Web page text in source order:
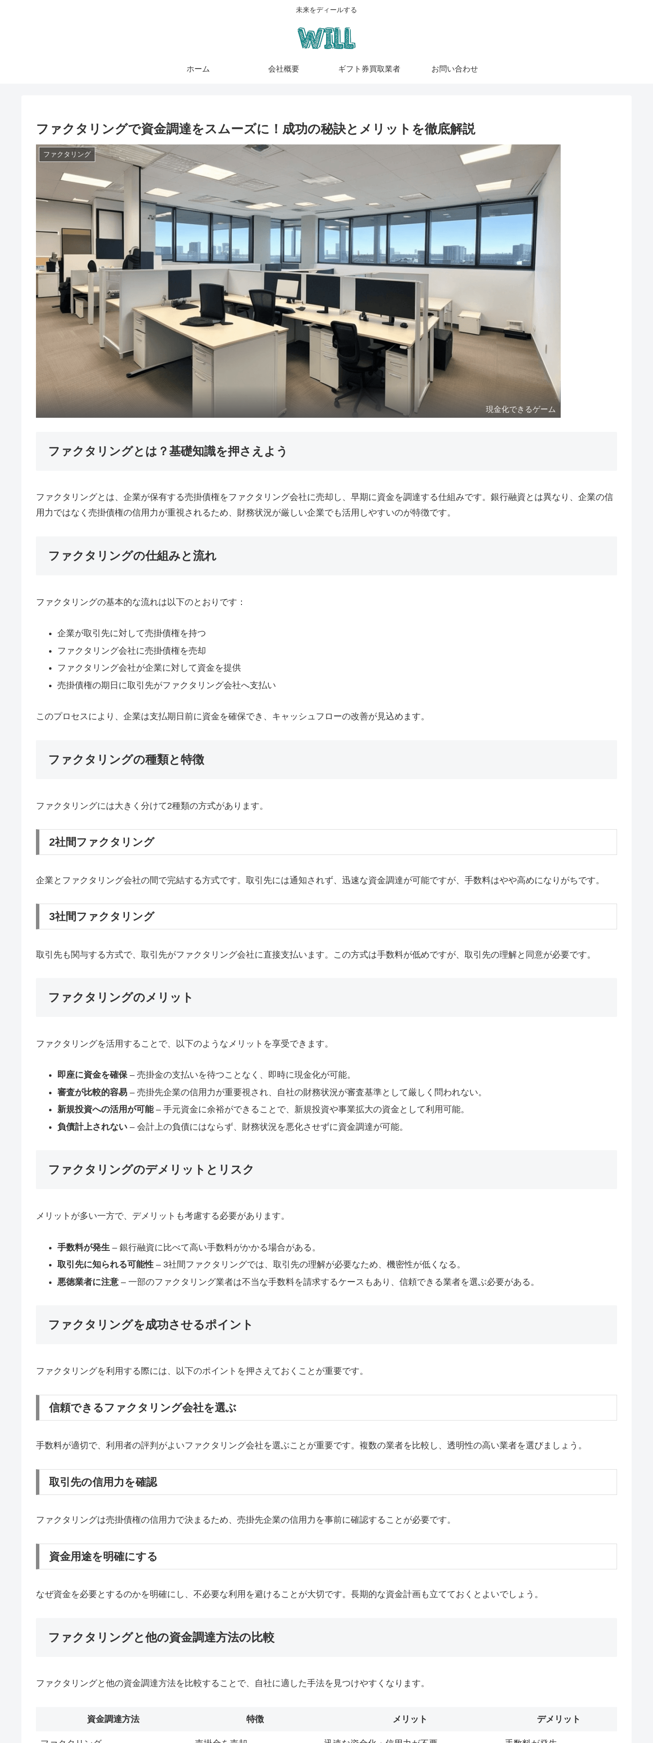
未来をディールする
ホーム 会社概要 ギフト券買取業者 お問い合わせ
ファクタリングで資金調達をスムーズに！成功の秘訣とメリットを徹底解説
ファクタリング
現金化できるゲーム
ファクタリングとは？基礎知識を押さえよう
ファクタリングとは、企業が保有する売掛債権をファクタリング会社に売却し、早期に資金を調達する仕組みです。銀行融資とは異なり、企業の信
用力ではなく売掛債権の信用力が重視されるため、財務状況が厳しい企業でも活用しやすいのが特徴です。
ファクタリングの仕組みと流れ
ファクタリングの基本的な流れは以下のとおりです：
企業が取引先に対して売掛債権を持つ
ファクタリング会社に売掛債権を売却
ファクタリング会社が企業に対して資金を提供
売掛債権の期日に取引先がファクタリング会社へ支払い
このプロセスにより、企業は支払期日前に資金を確保でき、キャッシュフローの改善が見込めます。
ファクタリングの種類と特徴
ファクタリングには大きく分けて2種類の方式があります。
2社間ファクタリング
企業とファクタリング会社の間で完結する方式です。取引先には通知されず、迅速な資金調達が可能ですが、手数料はやや高めになりがちです。
3社間ファクタリング
取引先も関与する方式で、取引先がファクタリング会社に直接支払います。この方式は手数料が低めですが、取引先の理解と同意が必要です。
ファクタリングのメリット
ファクタリングを活用することで、以下のようなメリットを享受できます。
即座に資金を確保– 売掛金の支払いを待つことなく、即時に現金化が可能。
審査が比較的容易– 売掛先企業の信用力が重要視され、自社の財務状況が審査基準として厳しく問われない。
新規投資への活用が可能– 手元資金に余裕ができることで、新規投資や事業拡大の資金として利用可能。
負債計上されない– 会計上の負債にはならず、財務状況を悪化させずに資金調達が可能。
ファクタリングのデメリットとリスク
メリットが多い一方で、デメリットも考慮する必要があります。
手数料が発生 – 銀行融資に比べて高い手数料がかかる場合がある。
取引先に知られる可能性– 3社間ファクタリングでは、取引先の理解が必要なため、機密性が低くなる。
悪徳業者に注意– 一部のファクタリング業者は不当な手数料を請求するケースもあり、信頼できる業者を選ぶ必要がある。
ファクタリングを成功させるポイント
ファクタリングを利用する際には、以下のポイントを押さえておくことが重要です。
信頼できるファクタリング会社を選ぶ
手数料が適切で、利用者の評判がよいファクタリング会社を選ぶことが重要です。複数の業者を比較し、透明性の高い業者を選びましょう。
取引先の信用力を確認
ファクタリングは売掛債権の信用力で決まるため、売掛先企業の信用力を事前に確認することが必要です。
資金用途を明確にする
なぜ資金を必要とするのかを明確にし、不必要な利用を避けることが大切です。長期的な資金計画も立てておくとよいでしょう。
ファクタリングと他の資金調達方法の比較
ファクタリングと他の資金調達方法を比較することで、自社に適した手法を見つけやすくなります。
資金調達方法 特徴 メリット デメリット